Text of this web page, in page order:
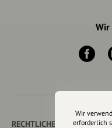
Wir
RECHTLICHER HINWEIS UND
Wir
erforderlich